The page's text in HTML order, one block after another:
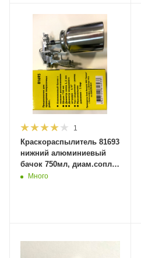
1
Краскораспылитель 81693
нижний алюминиевый
бачок 750мл, диам.сопла
1,5мм (20шт в кор.)
Много